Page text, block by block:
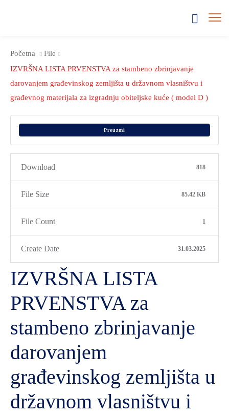
Početna
File
IZVRŠNA LISTA PRVENSTVA za stambeno zbrinjavanje
darovanjem građevinskog zemljišta u državnom vlasništvu i
građevnog materijala za izgradnju obiteljske kuće ( model D )
Preuzmi
Download 818
File Size 85.42 KB
File Count 1
Create Date 31.03.2025
IZVRŠNA LISTA
PRVENSTVA za
stambeno zbrinjavanje
darovanjem
građevinskog zemljišta u
državnom vlasništvu i